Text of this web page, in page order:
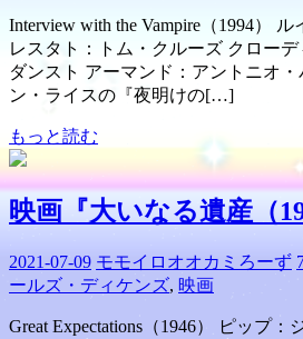
Interview with the Vampire（1994）
レスタト：トム・クルーズ クローデ
ダンスト アーマンド：アントニオ
ン・ライスの『夜明けの[…]
もっと読む
映画『大いなる遺産（
2021-07-09 モモイロオオカミろーず
ールズ・ディケンズ, 映画
Great Expectations（1946） ピップ